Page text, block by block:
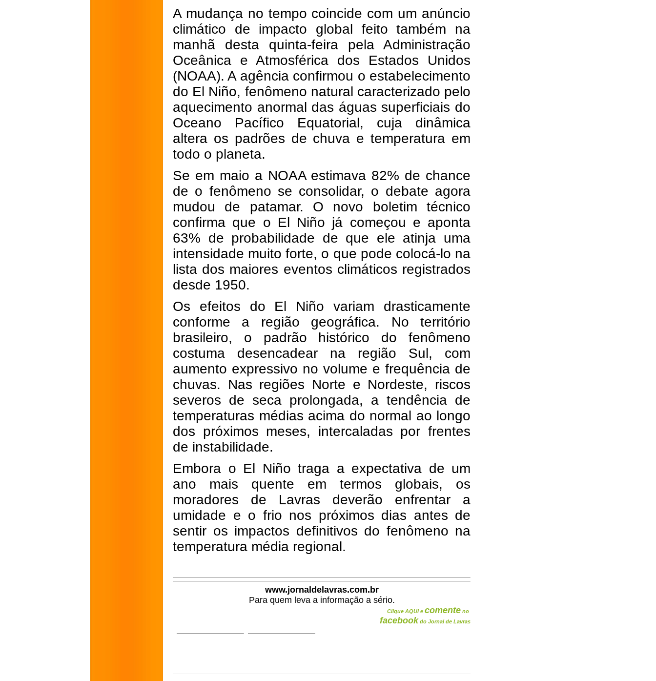
A mudança no tempo coincide com um anúncio
climático de impacto global feito também na
manhã desta quinta-feira pela Administração
Oceânica e Atmosférica dos Estados Unidos
(NOAA). A agência confirmou o estabelecimento
do El Niño, fenômeno natural caracterizado pelo
aquecimento anormal das águas superficiais do
Oceano Pacífico Equatorial, cuja dinâmica
altera os padrões de chuva e temperatura em
todo o planeta.
Se em maio a NOAA estimava 82% de chance
de o fenômeno se consolidar, o debate agora
mudou de patamar. O novo boletim técnico
confirma que o El Niño já começou e aponta
63% de probabilidade de que ele atinja uma
intensidade muito forte, o que pode colocá-lo na
lista dos maiores eventos climáticos registrados
desde 1950.
Os efeitos do El Niño variam drasticamente
conforme a região geográfica. No território
brasileiro, o padrão histórico do fenômeno
costuma desencadear na região Sul, com
aumento expressivo no volume e frequência de
chuvas. Nas regiões Norte e Nordeste, riscos
severos de seca prolongada, a tendência de
temperaturas médias acima do normal ao longo
dos próximos meses, intercaladas por frentes
de instabilidade.
Embora o El Niño traga a expectativa de um
ano mais quente em termos globais, os
moradores de Lavras deverão enfrentar a
umidade e o frio nos próximos dias antes de
sentir os impactos definitivos do fenômeno na
temperatura média regional.
www.jornaldelavras.com.br
Para quem leva a informação a sério.
Clique AQUI e comente no
facebook do Jornal de Lavras